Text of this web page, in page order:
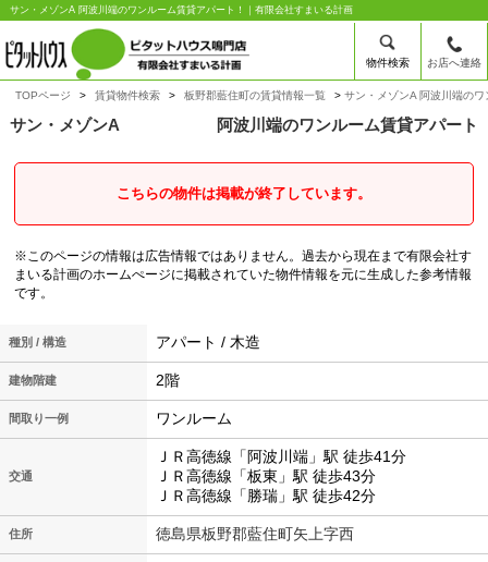
物件検索 お店へ連絡
サン・メゾンA 阿波川端のワンルーム賃貸アパート！｜有限会社すまいる計画
TOPページ 賃貸物件検索 板野郡藍住町の賃貸情報一覧 サン・メゾンA 阿波川端の
サン・メゾンA 阿波川端のワンルーム賃貸アパート
こちらの物件は掲載が終了しています。
※このページの情報は広告情報ではありません。過去から現在まで有限会社す
まいる計画のホームぺージに掲載されていた物件情報を元に生成した参考情報
です。
種別 / 構造 アパート / 木造
建物階建 2階
間取り一例 ワンルーム
交通
ＪＲ高徳線「阿波川端」駅 徒歩41分
ＪＲ高徳線「板東」駅 徒歩43分
ＪＲ高徳線「勝瑞」駅 徒歩42分
住所 徳島県板野郡藍住町矢上字西